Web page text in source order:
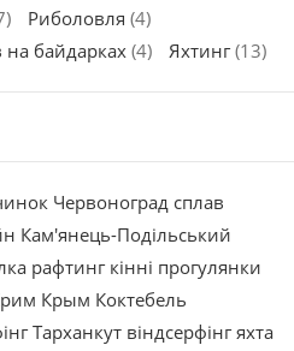
Риболовля (4)
на байдарках(4) Яхтинг(13)
Червоноград сплав
Кам'янець-Подільський
рафтинг кінні прогулянки
Крым Коктебель
Тарханкут віндсерфінг яхта